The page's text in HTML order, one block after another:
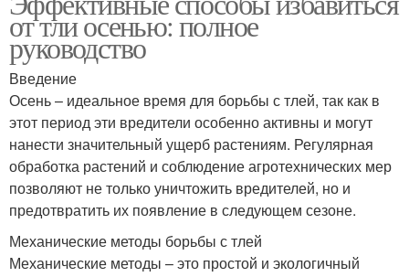
от тли осенью: полное
руководство
Введение
Осень – идеальное время для борьбы с тлей, так как в
этот период эти вредители особенно активны и могут
нанести значительный ущерб растениям. Регулярная
обработка растений и соблюдение агротехнических мер
позволяют не только уничтожить вредителей, но и
предотвратить их появление в следующем сезоне.
Механические методы борьбы с тлей
Механические методы – это простой и экологичный